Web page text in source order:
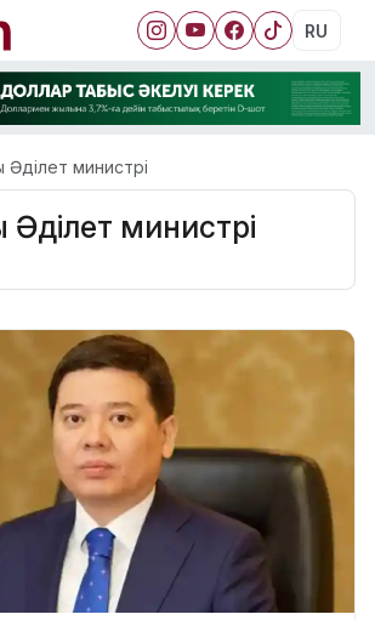
RU
Әділет министрі
Әділет министрі